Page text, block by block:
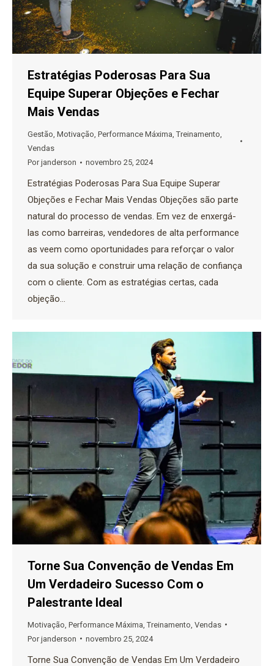
Estratégias Poderosas Para Sua
Equipe Superar Objeções e Fechar
Mais Vendas
Gestão, Motivação, Performance Máxima,Treinamento,
Vendas
Porjanderson novembro 25, 2024
Estratégias Poderosas Para Sua Equipe Superar
Objeções e Fechar Mais Vendas Objeções são parte
natural do processo de vendas. Em vez de enxergá-
las como barreiras, vendedores de alta performance
as veem como oportunidades para reforçar o valor
da sua solução e construir uma relação de confiança
com o cliente. Com as estratégias certas, cada
objeção…
Torne Sua Convenção de Vendas Em
Um Verdadeiro Sucesso Com o
Palestrante Ideal
Motivação Performance Máxima ,Treinamento Vendas
Porjanderson novembro 25, 2024
Torne Sua Convenção de Vendas Em Um Verdadeiro